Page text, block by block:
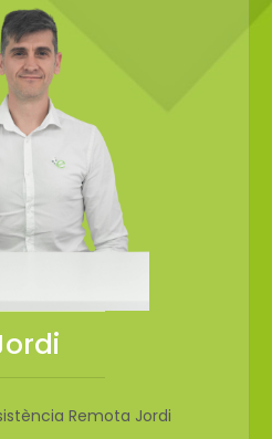
Remota Jordi